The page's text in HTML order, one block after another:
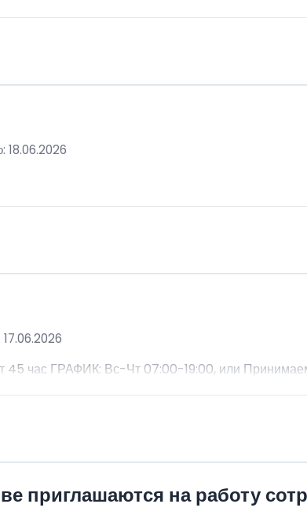
18.06.2026
ГРАФИК: Вс-Чт 07:00-19:00, или Принимаем
приглашаются на работу